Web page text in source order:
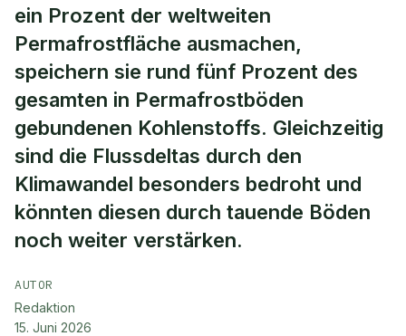
ein Prozent der weltweiten
Permafrostfläche ausmachen,
speichern sie rund fünf Prozent des
gesamten in Permafrostböden
gebundenen Kohlenstoffs. Gleichzeitig
sind die Flussdeltas durch den
Klimawandel besonders bedroht und
könnten diesen durch tauende Böden
noch weiter verstärken.
AUTOR
Redaktion
15. Juni 2026